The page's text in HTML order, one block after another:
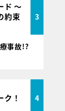
ド ～
約束
3
事故!?
ク！ 4